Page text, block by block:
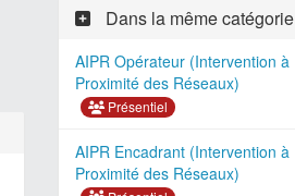
Dans la même catégorie
AIPR Opérateur (Intervention à
Proximité des Réseaux)
Présentiel
AIPR Encadrant (Intervention à
Proximité des Réseaux)